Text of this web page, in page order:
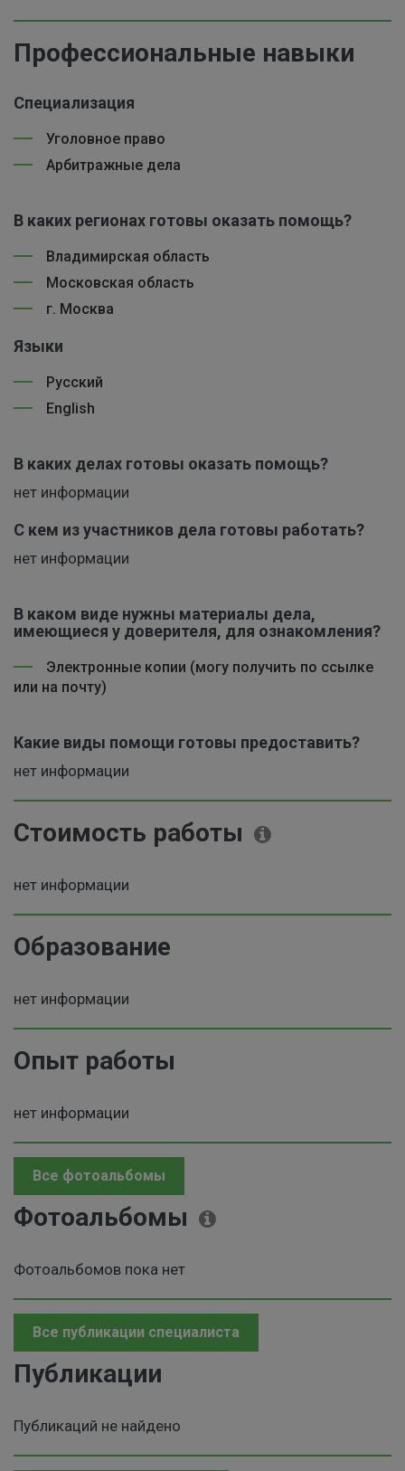
Профессиональные навыки
Специализация
Уголовное право
Арбитражные дела
В каких регионах готовы оказать помощь?
Владимирская область
Московская область
г. Москва
Языки
Русский
English
В каких делах готовы оказать помощь?
нет информации
С кем из участников дела готовы работать?
нет информации
В каком виде нужны материалы дела,
имеющиеся у доверителя, для ознакомления?
Электронные копии (могу получить по ссылке
или на почту)
Какие виды помощи готовы предоставить?
нет информации
Стоимость работы
нет информации
Образование
нет информации
Опыт работы
нет информации
Все фотоальбомы
Фотоальбомы
Фотоальбомов пока нет
Все публикации специалиста
Публикации
Публикаций не найдено